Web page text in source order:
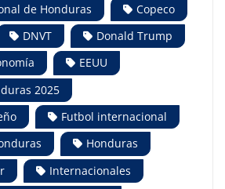
de Honduras
Copeco
DNVT
Donald Trump
EEUU
2025
Futbol internacional
Honduras
Internacionales